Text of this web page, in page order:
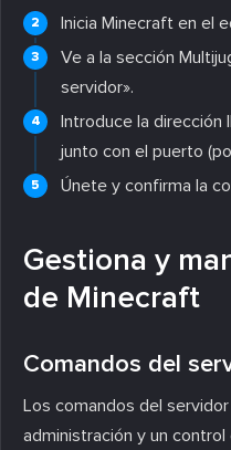
Inicia Minecraft en el
Ve a la sección
servidor».
Introduce la dirección
junto con el puerto
Únete y confirma la
Gestiona y
de Minecraft
Comandos del
Los comandos del
administración y un